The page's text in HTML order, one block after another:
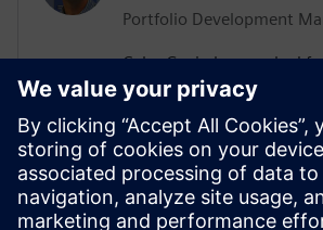
Portfolio Development
Colm Gavin has worked
years and is currently
promotion of
Siemens Digital
for machine and line
position, he has
in discrete manufacturing